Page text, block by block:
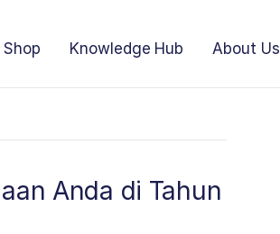
Shop Knowledge Hub About Us
Anda di Tahun